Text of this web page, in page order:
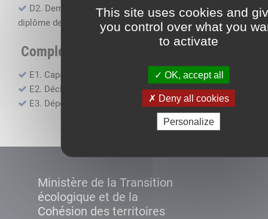
This site uses cookies and
you control over what you
to activate
OK, accept all
Deny all cookies
Personalize
D2. Demande de certificat attestant l'obtention du
diplôme de capacité professionnelle
Compléments, suivi financier
E1. Capacité financière
E2. Déclaration de sous-traitance
E3. Dépôt des comptes annuels
Ministère de la Transition
écologique et de la
Cohésion des territoires